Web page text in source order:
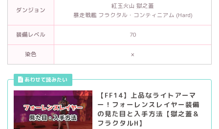
ダンジョン
紅玉火山 獄之蓋
暴走戦艦 フラクタル・コンティニアム (Hard)
装備レベル 70
染色 ×
【FF14】上品なライトアーマ
ー！フォーレンスレイヤー装備
の見た目と入手方法【獄之蓋＆
フラクタルH】